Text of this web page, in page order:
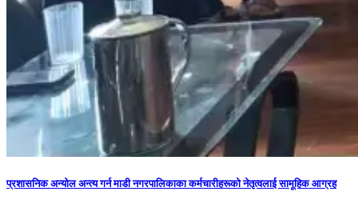
प्रशासनिक अन्योल अन्त्य गर्न माडी नगरपालिकाका कर्मचारीहरूको नेतृत्वलाई सामूहिक आग्रह